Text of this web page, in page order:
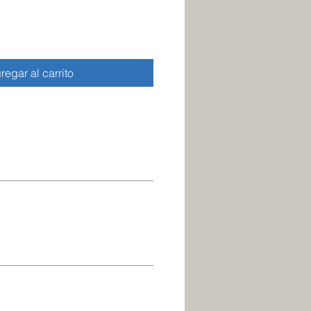
al carrito